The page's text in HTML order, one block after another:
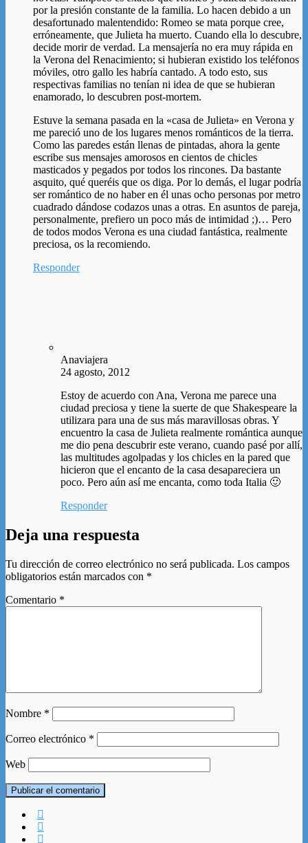
por la presión constante de la familia. Lo hacen debido a un
desafortunado malentendido: Romeo se mata porque cree,
erróneamente, que Julieta ha muerto. Cuando ella lo descubre,
decide morir de verdad. La mensajería no era muy rápida en
la Verona del Renacimiento; si hubieran existido los teléfonos
móviles, otro gallo les habría cantado. A todo esto, sus
respectivas familias no tenían ni idea de que se hubieran
enamorado, lo descubren post-mortem.
Estuve la semana pasada en la «casa de Julieta» en Verona y
me pareció uno de los lugares menos románticos de la tierra.
Como las paredes están llenas de pintadas, ahora la gente
escribe sus mensajes amorosos en cientos de chicles
masticados y pegados por todos los rincones. Da bastante
asquito, qué queréis que os diga. Por lo demás, el lugar podría
ser romántico de no haber en él unas ocho personas por metro
cuadrado dándose codazos unas a otras. En asuntos de pareja,
personalmente, prefiero un poco más de intimidad ;)… Pero
de todos modos Verona es una ciudad fantástica, realmente
preciosa, os la recomiendo.
Responder
Anaviajera
24 agosto, 2012
Estoy de acuerdo con Ana, Verona me parece una
ciudad preciosa y tiene la suerte de que Shakespeare la
utilizara para una de sus más maravillosas obras. Y
encuentro la casa de Julieta realmente romántica aunque
me dio pena descubrir este verano, cuando pasé por allí,
las multitudes agolpadas y los chicles en la pared que
hicieron que el encanto de la casa desapareciera un
poco. Pero aún así me encanta, como toda Italia 🙂
Responder
Deja una respuesta
Tu dirección de correo electrónico no será publicada. Los campos
obligatorios están marcados con *
Comentario *
Nombre *
Correo electrónico *
Web